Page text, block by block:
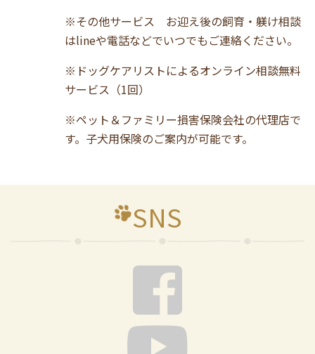
※その他サービス お迎え後の飼育・躾け相談
はlineや電話などでいつでもご連絡ください。
※ドッグケアリストによるオンライン相談無料
サービス（1回）
※ペット＆ファミリー損害保険会社の代理店で
す。子犬用保険のご案内が可能です。
SNS